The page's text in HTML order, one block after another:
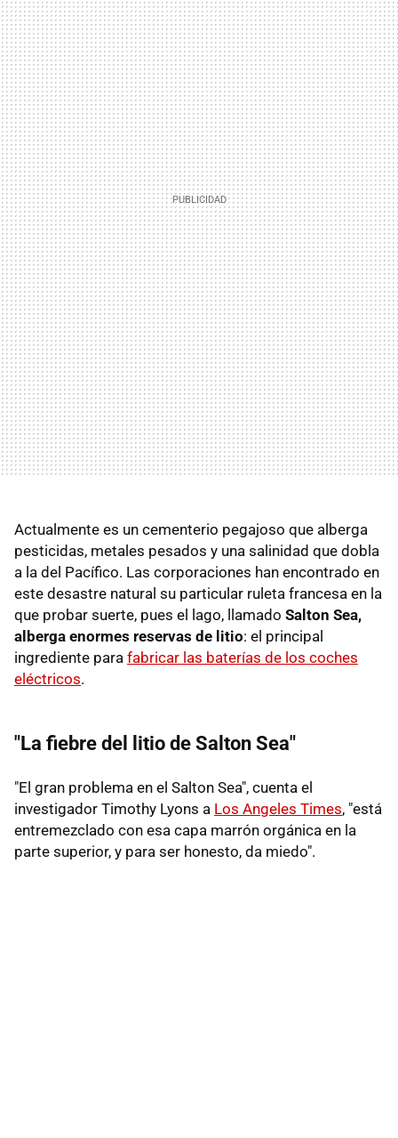
Actualmente es un cementerio pegajoso que alberga
pesticidas, metales pesados y una salinidad que dobla
a la del Pacífico. Las corporaciones han encontrado en
este desastre natural su particular ruleta francesa en la
que probar suerte, pues el lago, llamado Salton Sea,
alberga enormes reservas de litio: el principal
ingrediente para fabricar las baterías de los coches
eléctricos.
"La fiebre del litio de Salton Sea"
"El gran problema en el Salton Sea", cuenta el
investigador Timothy Lyons a Los Angeles Times, "está
entremezclado con esa capa marrón orgánica en la
parte superior, y para ser honesto, da miedo".